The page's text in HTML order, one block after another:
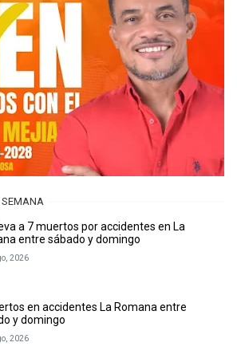
SEMANA
a 7 muertos por accidentes en La
entre sábado y domingo
2026
en accidentes La Romana entre
y domingo
2026